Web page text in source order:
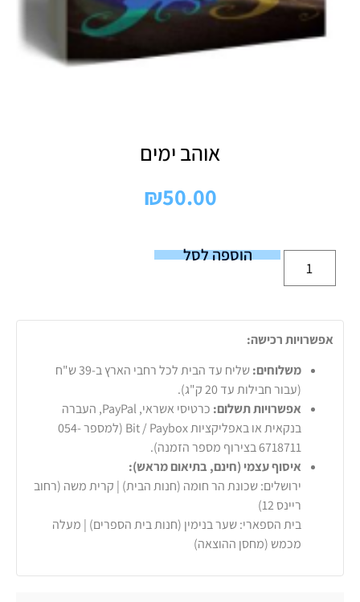
אוהב ימים
₪50.00
הוספה לסל
אפשרויות רכישה:
משלוחים:
שליח עד הבית לכל רחבי הארץ ב-39 ש"ח
(עבור חבילות עד 20 ק"ג).
אפשרויות תשלום:
כרטיסי אשראי, PayPal, העברה
בנקאית או באפליקציות Bit / Paybox (למספר 054-
6718711 בצירוף מספר הזמנה).
איסוף עצמי (חינם, בתיאום מראש):
ירושלים: שכונת הר חומה (חנות הבית) | קרית משה (רחוב
ריינס 12)
בית הספארי: שער בנימין (חנות בית הספרים) | מעלה
מכמש (מחסן ההוצאה)